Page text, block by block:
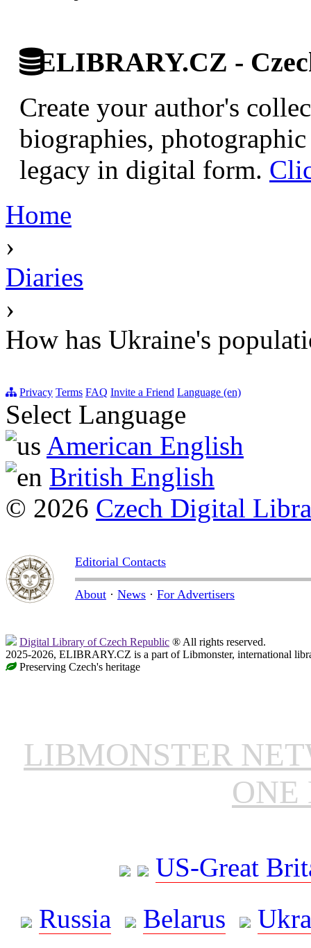
ELIBRARY.CZ -
Create your author's
biographies,
legacy in digital form.
Home
›
Diaries
›
How has Ukraine's
Privacy Terms FAQ Invite a Friend Language (en)
Select Language
American English
British English
© 2026 Czech Digital
Editorial Contacts
About · News · For Advertisers
Digital Library of Czech Republic ® All rights reserved.
2025-2026, ELIBRARY.CZ is a part of Libmonster, international
Preserving Czech's heritage
LIBMONSTER
ONE
US-Great
Russia
Belarus